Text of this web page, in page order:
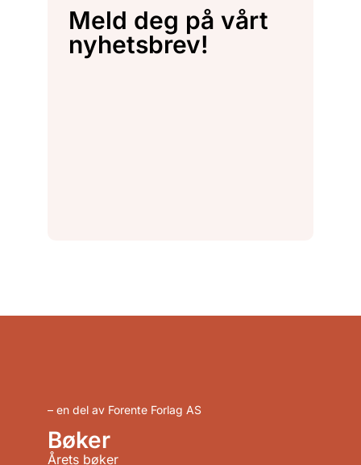
Meld deg på vårt
nyhetsbrev!
– en del av Forente Forlag AS
Bøker
Årets bøker